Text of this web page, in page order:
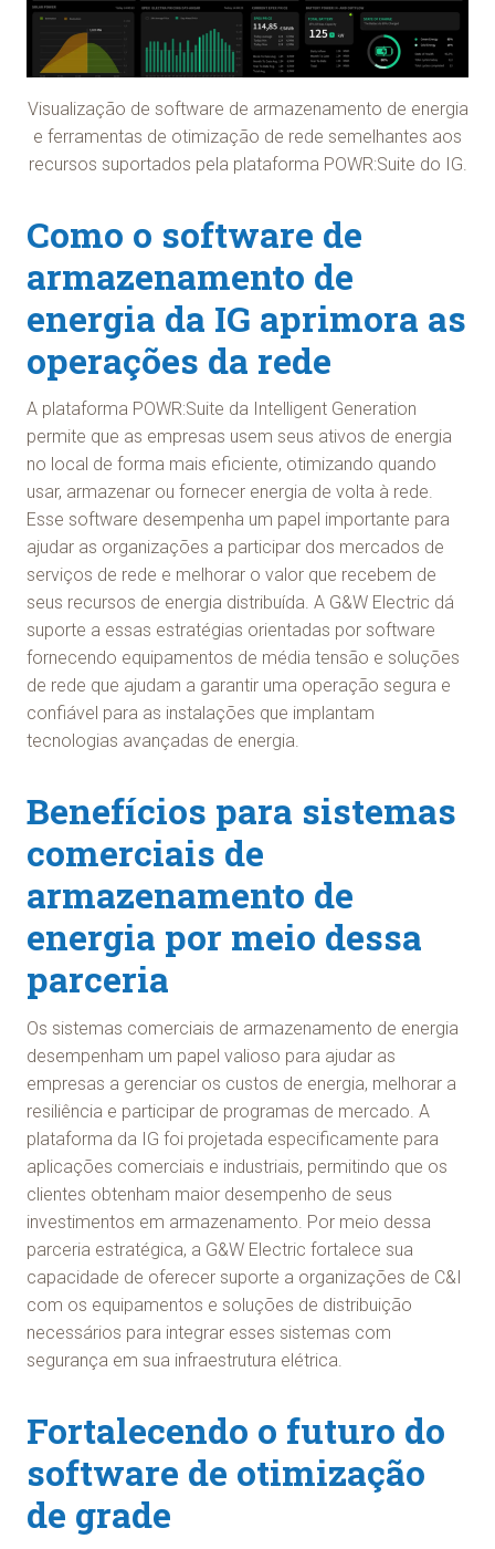
Visualização de software de armazenamento de energia
e ferramentas de otimização de rede semelhantes aos
recursos suportados pela plataforma POWR:Suite do IG.
Como o software de
armazenamento de
energia da IG aprimora as
operações da rede
A plataforma POWR:Suite da Intelligent Generation
permite que as empresas usem seus ativos de energia
no local de forma mais eficiente, otimizando quando
usar, armazenar ou fornecer energia de volta à rede.
Esse software desempenha um papel importante para
ajudar as organizações a participar dos mercados de
serviços de rede e melhorar o valor que recebem de
seus recursos de energia distribuída. A G&W Electric dá
suporte a essas estratégias orientadas por software
fornecendo equipamentos de média tensão e soluções
de rede que ajudam a garantir uma operação segura e
confiável para as instalações que implantam
tecnologias avançadas de energia.
Benefícios para sistemas
comerciais de
armazenamento de
energia por meio dessa
parceria
Os sistemas comerciais de armazenamento de energia
desempenham um papel valioso para ajudar as
empresas a gerenciar os custos de energia, melhorar a
resiliência e participar de programas de mercado. A
plataforma da IG foi projetada especificamente para
aplicações comerciais e industriais, permitindo que os
clientes obtenham maior desempenho de seus
investimentos em armazenamento. Por meio dessa
parceria estratégica, a G&W Electric fortalece sua
capacidade de oferecer suporte a organizações de C&I
com os equipamentos e soluções de distribuição
necessários para integrar esses sistemas com
segurança em sua infraestrutura elétrica.
Fortalecendo o futuro do
software de otimização
de grade